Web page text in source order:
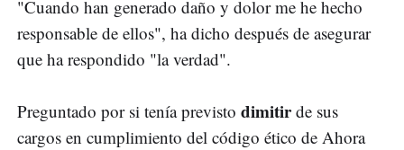
"Cuando han generado daño y dolor me he hecho
responsable de ellos", ha dicho después de asegurar
que ha respondido "la verdad".
Preguntado por si tenía previsto dimitirde sus
cargos en cumplimiento del código ético de Ahora